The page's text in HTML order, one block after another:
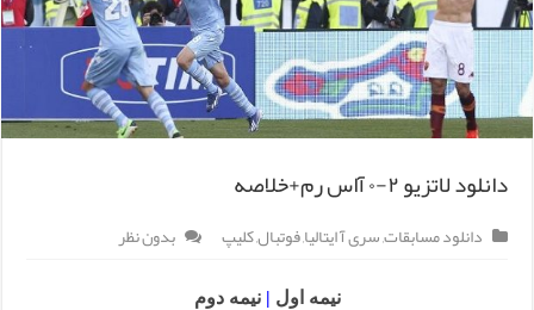
دانلود لاتزیو ۲-۰ آاس رم+خلاصه
دانلود مسابقات,سری آ ایتالیا,فوتبال,کلیپ بدون نظر
نیمه اول |نیمه دوم